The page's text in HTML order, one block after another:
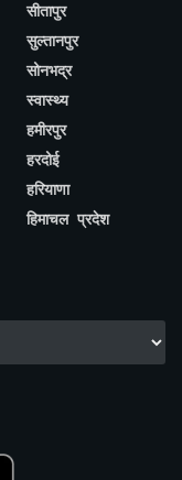
सीतापुर
सुल्तानपुर
सोनभद्र
स्वास्थ्य
हमीरपुर
हरदोई
हरियाणा
हिमाचल प्रदेश